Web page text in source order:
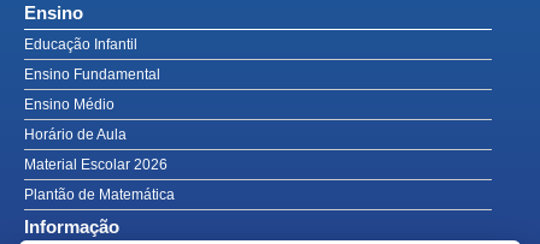
Ensino
Educação Infantil
Ensino Fundamental
Ensino Médio
Horário de Aula
Material Escolar 2026
Plantão de Matemática
Informação